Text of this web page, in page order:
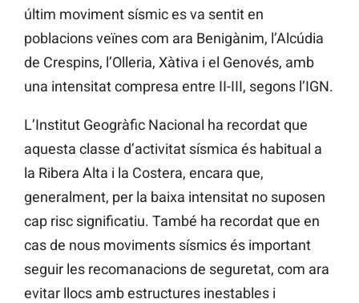
últim moviment sísmic es va sentit en
poblacions veïnes com ara Benigànim, l’Alcúdia
de Crespins, l’Olleria, Xàtiva i el Genovés, amb
una intensitat compresa entre II-III, segons l’IGN.
L’Institut Geogràfic Nacional ha recordat que
aquesta classe d’activitat sísmica és habitual a
la Ribera Alta i la Costera, encara que,
generalment, per la baixa intensitat no suposen
cap risc significatiu. També ha recordat que en
cas de nous moviments sísmics és important
seguir les recomanacions de seguretat, com ara
evitar llocs amb estructures inestables i